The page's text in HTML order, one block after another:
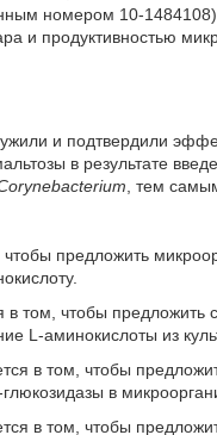
номером 10-
и продуктивностью
и подтвердили
в результате
, тем
предложить
в том, чтобы
L-аминокислоты из
в том, чтобы
в
в том, чтобы